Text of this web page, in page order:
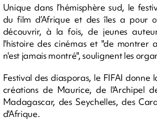
Unique dans l’hémisphère sud, le
du film d’Afrique et des îles a pour
découvrir, à la fois, de jeunes
l'histoire des cinémas et "de montrer
n'est jamais montré", soulignent les
Festival des diasporas, le FIFAI donne
créations de Maurice, de l'Archipel
Madagascar, des Seychelles, des
d'Afrique.